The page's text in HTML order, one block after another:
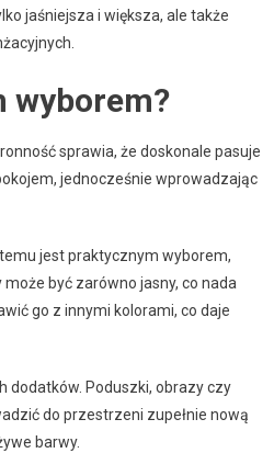
jaśniejsza i większa, ale także
wyborem?
sprawia, że doskonale pasuje
jednocześnie wprowadzając
jest praktycznym wyborem,
być zarówno jasny, co nada
go z innymi kolorami, co daje
dodatków. Poduszki, obrazy czy
do przestrzeni zupełnie nową
barwy.